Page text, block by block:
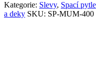
Kategorie: Slevy, Spací pytle
a deky SKU: SP-MUM-400